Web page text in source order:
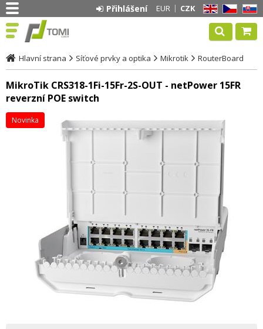
EN CZ SK
EUR CZK
Přihlášení
Hlavní strana Síťové prvky a optika Mikrotik RouterBoard
MikroTik CRS318-1Fi-15Fr-2S-OUT - netPower 15FR
reverzní POE switch
Novinka